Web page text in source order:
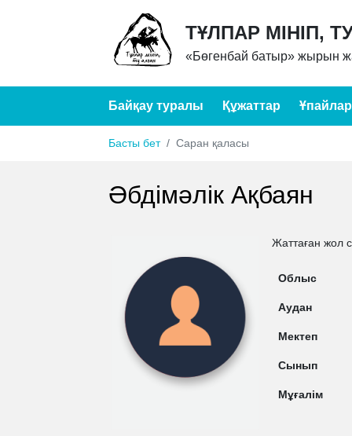
ТҰЛПАР МІНІП,
«Бөгенбай батыр» жырын
Байқау туралы Құжаттар Ұпайлар
Басты бет Саран қаласы
Әбдімәлік Ақбаян
Жаттаған жол
Облыс
Аудан
Мектеп
Сынып
Мұғалім